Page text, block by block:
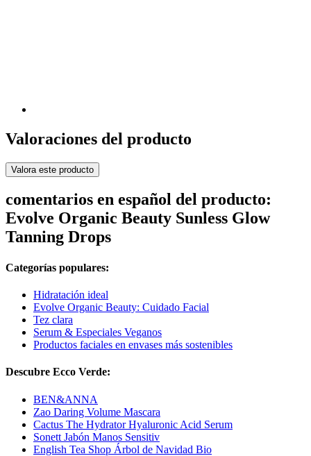
Valoraciones del producto
Valora este producto
comentarios en español del producto:
Evolve Organic Beauty Sunless Glow
Tanning Drops
Categorías populares:
Hidratación ideal
Evolve Organic Beauty: Cuidado Facial
Tez clara
Serum & Especiales Veganos
Productos faciales en envases más sostenibles
Descubre Ecco Verde:
BEN&ANNA
Zao Daring Volume Mascara
Cactus The Hydrator Hyaluronic Acid Serum
Sonett Jabón Manos Sensitiv
English Tea Shop Árbol de Navidad Bio